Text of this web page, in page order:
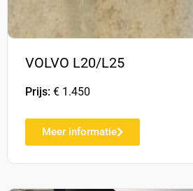
VOLVO L20/L25
Prijs: € 1.450
Meer informatie